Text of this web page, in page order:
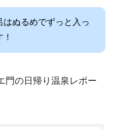
はぬるめでずっと入っ
門の日帰り温泉レポー